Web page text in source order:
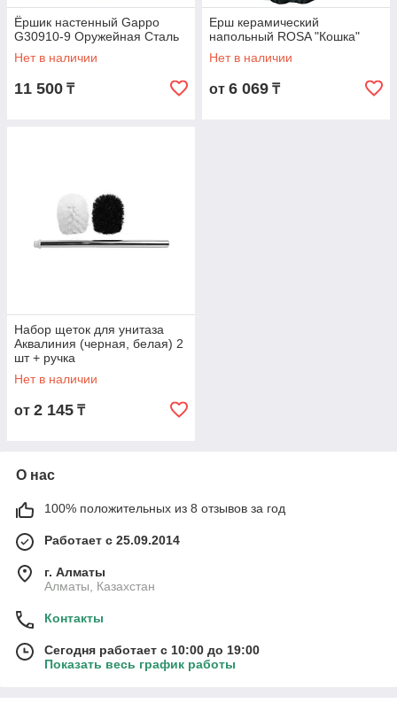
Ёршик настенный Gappo
G30910-9 Оружейная Сталь
Нет в наличии
11 500 ₸
Ерш керамический
напольный ROSA "Кошка"
Нет в наличии
от 6 069 ₸
Набор щеток для унитаза
Аквалиния (черная, белая) 2
шт + ручка
Нет в наличии
от 2 145 ₸
О нас
100% положительных из 8 отзывов за год
Работает с 25.09.2014
г. Алматы
Алматы, Казахстан
Контакты
Сегодня работает с 10:00 до 19:00
Показать весь график работы